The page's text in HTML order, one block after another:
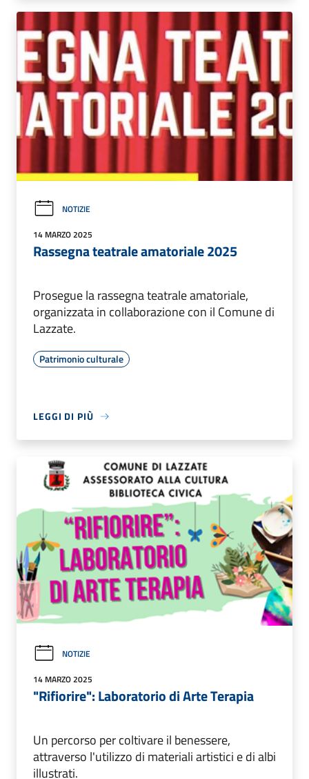
NOTIZIE
14 MARZO 2025
Rassegna teatrale amatoriale 2025
Prosegue la rassegna teatrale amatoriale,
organizzata in collaborazione con il Comune di
Lazzate.
Patrimonio culturale
LEGGI DI PIÙ
NOTIZIE
14 MARZO 2025
"Rifiorire": Laboratorio di Arte Terapia
Un percorso per coltivare il benessere,
attraverso l'utilizzo di materiali artistici e di albi
illustrati.